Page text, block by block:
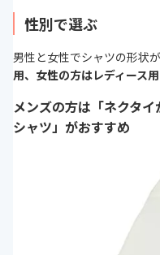
性別で選ぶ
男性と女性でシャツの形状
用、女性の方はレディース用
メンズの方は「ネクタ
シャツ」がおすすめ